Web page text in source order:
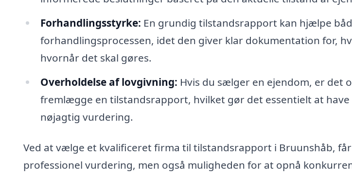
Forhandlingsstyrke: En grundig tilstandsrapport kan hjælpe
forhandlingsprocessen, idet den giver klar dokumentation for,
hvornår det skal gøres.
Overholdelse af lovgivning: Hvis du sælger en ejendom, er det
fremlægge en tilstandsrapport, hvilket gør det essentielt at
nøjagtig vurdering.
Ved at vælge et kvalificeret firma til tilstandsrapport i Bruunshåb,
professionel vurdering, men også muligheden for at opnå